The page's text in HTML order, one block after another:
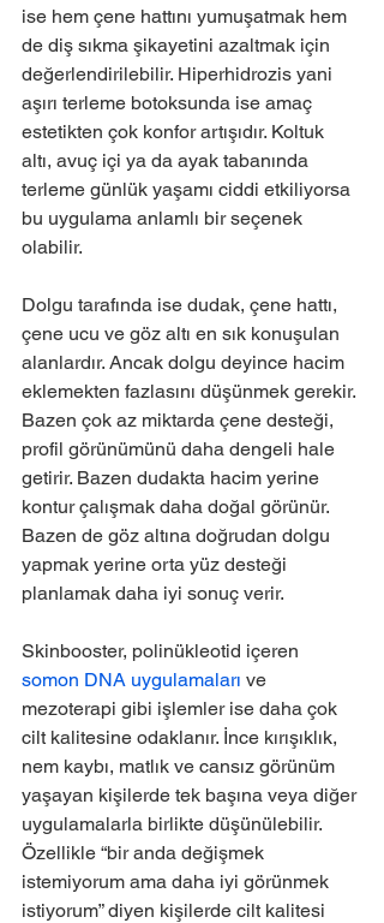
ise hem çene hattını yumuşatmak hem
de diş sıkma şikayetini azaltmak için
değerlendirilebilir. Hiperhidrozis yani
aşırı terleme botoksunda ise amaç
estetikten çok konfor artışıdır. Koltuk
altı, avuç içi ya da ayak tabanında
terleme günlük yaşamı ciddi etkiliyorsa
bu uygulama anlamlı bir seçenek
olabilir.
Dolgu tarafında ise dudak, çene hattı,
çene ucu ve göz altı en sık konuşulan
alanlardır. Ancak dolgu deyince hacim
eklemekten fazlasını düşünmek gerekir.
Bazen çok az miktarda çene desteği,
profil görünümünü daha dengeli hale
getirir. Bazen dudakta hacim yerine
kontur çalışmak daha doğal görünür.
Bazen de göz altına doğrudan dolgu
yapmak yerine orta yüz desteği
planlamak daha iyi sonuç verir.
Skinbooster, polinükleotid içeren
somon DNA uygulamaları ve
mezoterapi gibi işlemler ise daha çok
cilt kalitesine odaklanır. İnce kırışıklık,
nem kaybı, matlık ve cansız görünüm
yaşayan kişilerde tek başına veya diğer
uygulamalarla birlikte düşünülebilir.
Özellikle “bir anda değişmek
istemiyorum ama daha iyi görünmek
istiyorum” diyen kişilerde cilt kalitesi